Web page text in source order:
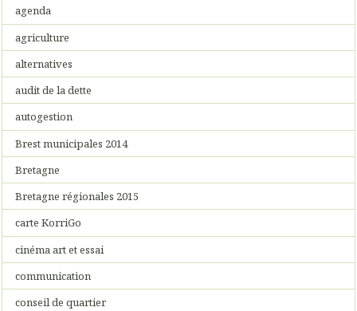
agenda
agriculture
alternatives
audit de la dette
autogestion
Brest municipales 2014
Bretagne
Bretagne régionales 2015
carte KorriGo
cinéma art et essai
communication
conseil de quartier